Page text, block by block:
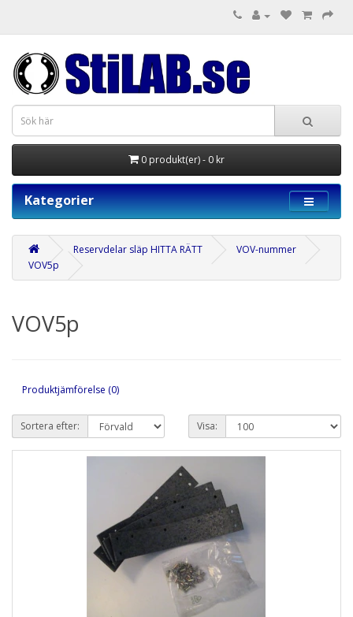
0 produkt(er) - 0 kr
Kategorier
Reservdelar släp HITTA RÄTT
VOV-nummer
VOV5p
VOV5p
Produktjämförelse (0)
Sortera efter: Visa: